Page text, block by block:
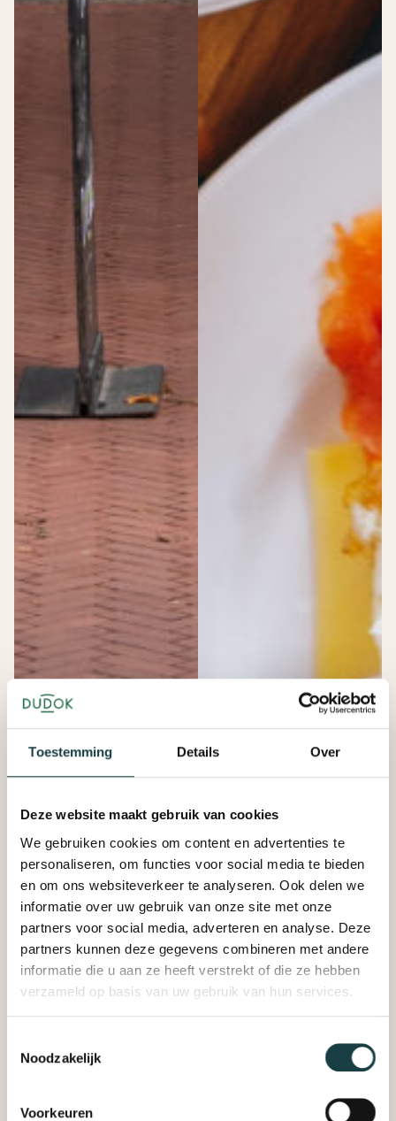
Toestemming Details Over
Deze website maakt gebruik van cookies
We gebruiken cookies om content en advertenties te
personaliseren, om functies voor social media te bieden
en om ons websiteverkeer te analyseren. Ook delen we
informatie over uw gebruik van onze site met onze
partners voor social media, adverteren en analyse. Deze
partners kunnen deze gegevens combineren met andere
informatie die u aan ze heeft verstrekt of die ze hebben
verzameld op basis van uw gebruik van hun services.
Noodzakelijk
Voorkeuren